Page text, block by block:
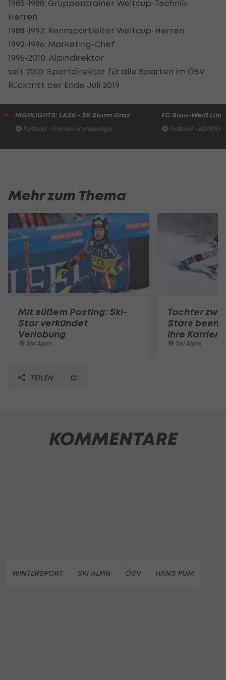
1985-1988: Gruppentrainer Weltcup-Technik-
Herren
1988-1992: Rennsportleiter Weltcup-Herren
1992-1996: Marketing-Chef
1996-2010: Alpindirektor
seit 2010: Sportdirektor für alle Sparten im ÖSV
Rücktritt per Ende Juli 2019
HIGHLIGHTS: LASK - SK Sturm Graz
Fußball - Frauen-Bundesliga
FC Blau-Weiß Linz
Fußball -
Mehr zum Thema
Mit süßem Posting: Ski-
Star verkündet
Verlobung
Ski Alpin
Tochter
Stars
ihre Karriere
Ski Alpin
TEILEN
KOMMENTARE
WINTERSPORT SKI ALPIN ÖSV HANS PUM